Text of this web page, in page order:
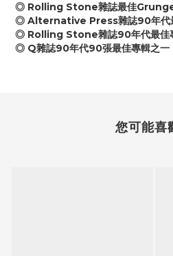
◎ Rolling Stone雜誌最佳
◎ Alternative Press雜誌90年代
◎ Rolling Stone雜誌90年代最佳
◎ Q雜誌90年代90張最佳專輯之一
您可能喜